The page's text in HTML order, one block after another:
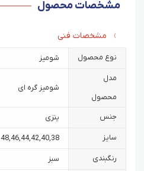
مشخصات محصول
مشخصات فنی
نوع محصول شومیز
مدل
محصول
شومیز گره ای
جنس ینزی
سایز 38
,
40
,
42
,
44
,
46
,
48
رنگبندی سبز